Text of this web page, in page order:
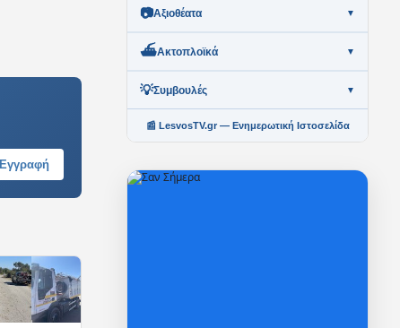
Εγγραφή
📷Αξιοθέατα ▼
⛴️Ακτοπλοϊκά ▼
💡Συμβουλές ▼
📰 LesvosTV.gr — Ενημερωτική Ιστοσελίδα